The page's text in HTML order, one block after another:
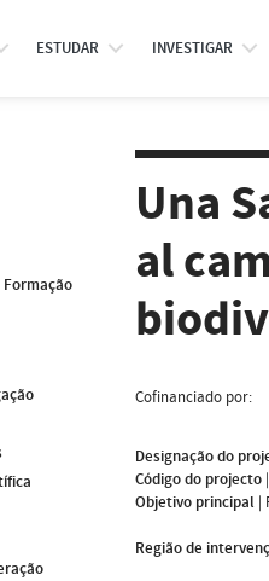
ESTUDAR INVESTIGAR
Una
al
Cofinanciado por:
Designação do
Código do projecto |
Objetivo principal |
Região de